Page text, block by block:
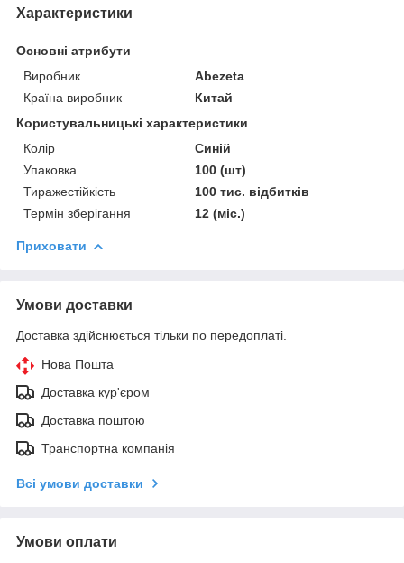
Характеристики
Основні атрибути
Виробник
Abezeta
Країна виробник
Китай
Користувальницькі характеристики
Колір
Синій
Упаковка
100 (шт)
Тиражестійкість
100 тис. відбитків
Термін зберігання
12 (міс.)
Приховати
Умови доставки
Доставка здійснюється тільки по передоплаті.
Нова Пошта
Доставка кур'єром
Доставка поштою
Транспортна компанія
Всі умови доставки
Умови оплати